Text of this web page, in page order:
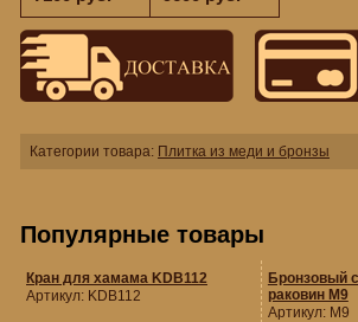
Категории товара: Плитка из меди и бронзы
Популярные товары
Кран для хамама KDB112
Артикул: KDB112
Бронзовый
раковин M9
Артикул: M9